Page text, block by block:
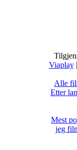
Viaplay|
Alle
Etter
Mest
jeg